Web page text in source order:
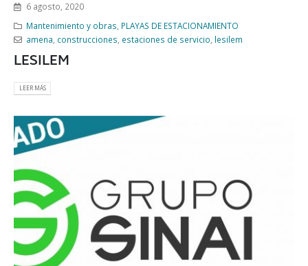
6 agosto, 2020
Mantenimiento y obras, PLAYAS DE ESTACIONAMIENTO
amena, construcciones, estaciones de servicio, lesilem
LESILEM
LEER MÁS